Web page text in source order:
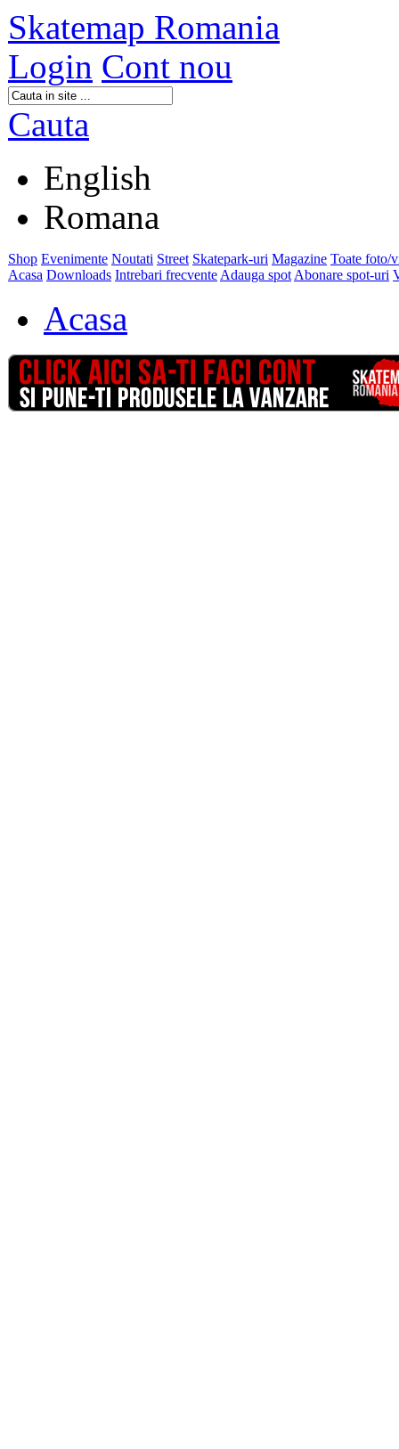
Skatemap Romania
Login Cont nou
Cauta
English
Romana
Shop Evenimente Noutati Street Skatepark-uri Magazine Toate foto/
Acasa Downloads Intrebari frecvente Adauga spot Abonare spot-uri
Acasa